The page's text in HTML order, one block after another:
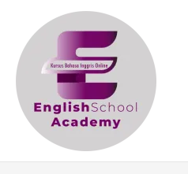
content